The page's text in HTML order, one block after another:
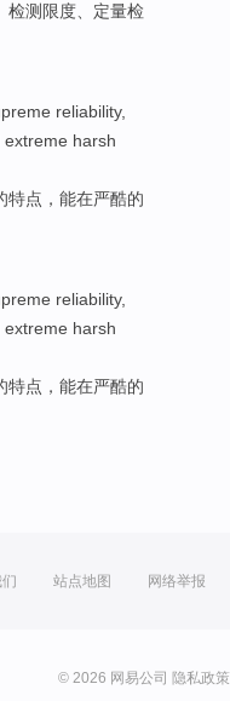
、检测 限度 、定量检
reliability,
extreme harsh
特点， 能在严酷的
reliability,
extreme harsh
特点， 能在严酷的
站点地图 网络举报
© 2026 网易公司 隐私政策